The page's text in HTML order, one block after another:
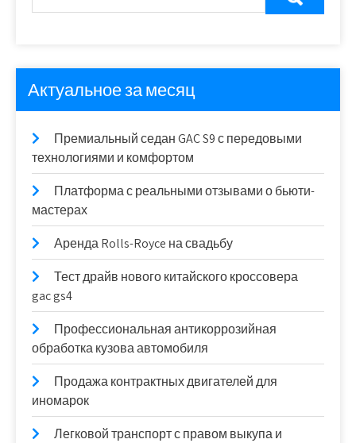
Актуальное за месяц
Премиальный седан GAC S9 с передовыми
технологиями и комфортом
Платформа с реальными отзывами о бьюти-
мастерах
Аренда Rolls-Royce на свадьбу
Тест драйв нового китайского кроссовера
gac gs4
Профессиональная антикоррозийная
обработка кузова автомобиля
Продажа контрактных двигателей для
иномарок
Легковой транспорт с правом выкупа и